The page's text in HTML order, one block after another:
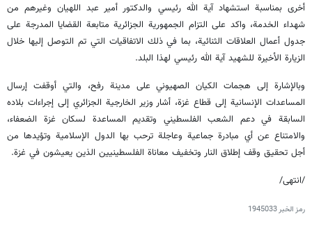
أخرى بمناسبة استشهاد آية الله رئيسي والدكتور أمير عبد اللهيان وغيرهم من
شهداء الخدمة، واكد على التزام الجمهورية الجزائرية متابعة القضايا المدرجة على
جدول أعمال العلاقات الثنائية، بما في ذلك الاتفاقيات التي تم التوصل إليها خلال
الزيارة الأخيرة للشهيد آية الله رئيسي لهذا البلد.
وبالإشارة إلى هجمات الكيان الصهيوني على مدينة رفح، والتي أوقفت إرسال
المساعدات الإنسانية إلى قطاع غزة، أشار وزير الخارجية الجزائري إلى إجراءات بلاده
السابقة في دعم الشعب الفلسطيني وتقديم المساعدة لسكان غزة الضعفاء،
والامتناع عن أي مبادرة جماعية وعاجلة ترحب بها الدول الإسلامية وتؤيدها من
أجل تحقيق وقف إطلاق النار وتخفيف معاناة الفلسطينيين الذين يعيشون في غزة.
/انتهى/
رمز الخبر1945033